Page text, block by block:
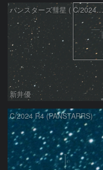
パンスターズ彗星 ( C/2024R4 )：2026/07/27
新井優
C/2024 R4 (PANSTARRS)